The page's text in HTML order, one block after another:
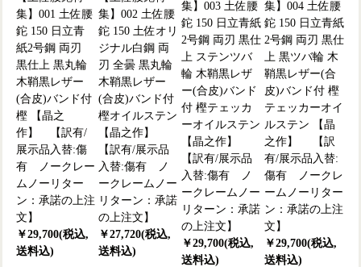
集】001 土佐腰
鉈 150 日立青
紙2号鋼 両刃
黒仕上 黒丸輪
木鞘黒レザー
(合皮)バンド付
樫 【晶之
作】 【訳有/
展示品入替:傷
有 ノークレー
ムノーリター
ン：承諾の上注
文】
￥29,700(税込,
送料込)
集】002 土佐腰
鉈 150 土佐オリ
ジナル白鋼 両
刃 全曇 黒丸輪
木鞘黒レザー
(合皮)バンド付
樫オイルステン
【晶之作】
【訳有/展示品
入替:傷有 ノ
ークレームノー
リターン：承諾
の上注文】
￥27,720(税込,
送料込)
集】003 土佐腰
鉈 150 日立青紙
2号鋼 両刃 黒仕
上 ステンツバ
輪 木鞘黒レザ
ー(合皮)バンド
付 樫テェッカ
ーオイルステン
【晶之作】
【訳有/展示品
入替:傷有 ノ
ークレームノー
リターン：承諾
の上注文】
￥29,700(税込,
送料込)
集】004 土佐腰
鉈 150 日立青紙
2号鋼 両刃 黒仕
上 黒ツバ輪 木
鞘黒レザー(合
皮)バンド付 樫
テェッカーオイ
ルステン 【晶
之作】 【訳
有/展示品入替:
傷有 ノークレ
ームノーリター
ン：承諾の上注
文】
￥29,700(税込,
送料込)